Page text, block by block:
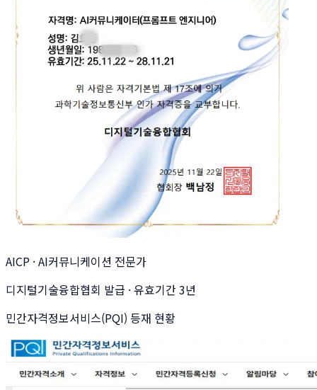
AICP · AI커뮤니케이션 전문가
디지털기술융합협회 발급 · 유효기간 3년
민간자격정보서비스(PQI) 등재 현황